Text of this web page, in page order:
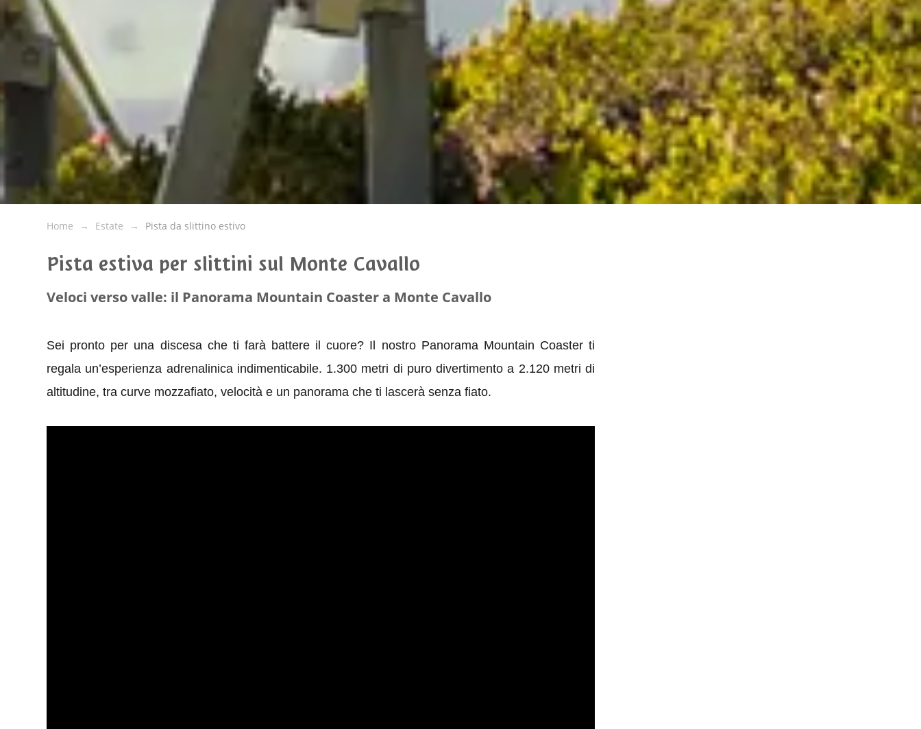
Home Estate Pista da slittino estivo
Pista estiva per slittini sul Monte Cavallo
Veloci verso valle: il Panorama Mountain Coaster a Monte Cavallo
Sei pronto per una discesa che ti farà battere il cuore? Il nostro Panorama Mountain Coaster ti
regala un’esperienza adrenalinica indimenticabile. 1.300 metri di puro divertimento a 2.120 metri di
altitudine, tra curve mozzafiato, velocità e un panorama che ti lascerà senza fiato.